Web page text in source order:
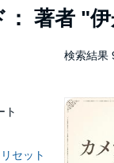
： 著者 "
ト
リセット
検索結果